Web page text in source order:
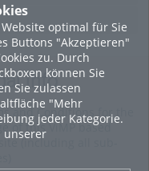
optimal für Sie
Buttons "Akzeptieren"
zu. Durch
können Sie
Sie zulassen
"Mehr
jeder Kategorie.
unserer
Info
and Conditions for the
of this ViMP based
(including all sub-